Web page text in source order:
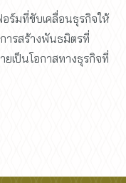
ร์มที่ขับเคลื่อนธุรกิจให้
ารสร้างพันธมิตรที่
เป็นโอกาสทางธุรกิจที่